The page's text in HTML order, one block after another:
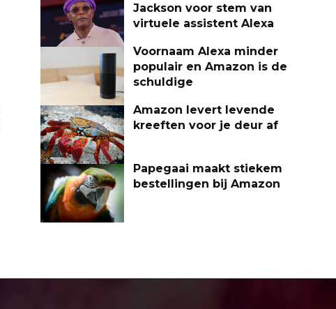
Jackson voor stem van
virtuele assistent Alexa
Voornaam Alexa minder
populair en Amazon is de
schuldige
Amazon levert levende
kreeften voor je deur af
Papegaai maakt stiekem
bestellingen bij Amazon